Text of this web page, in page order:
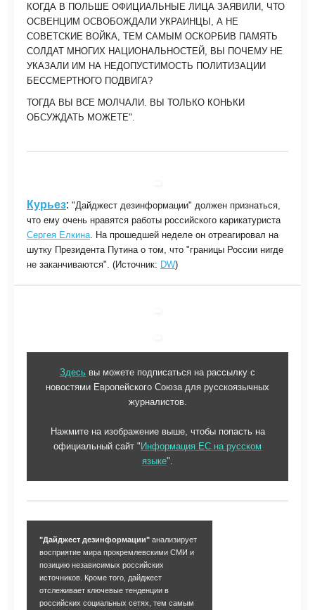
КОГДА В ПОЛЬШЕ ОФИЦИАЛЬНЫЕ ЛИЦА ЗАЯВИЛИ, ЧТО
ОСВЕНЦИМ ОСВОБОЖДАЛИ УКРАИНЦЫ, А НЕ
СОВЕТСКИЕ ВОЙКА, ТЕМ САМЫМ ОСКОРБИВ ПАМЯТЬ
СОЛДАТ МНОГИХ НАЦИОНАЛЬНОСТЕЙ, ВЫ ПОЧЕМУ НЕ
УКАЗАЛИ ИМ НА НЕДОПУСТИМОСТЬ ПОЛИТИЗАЦИИ
БЕССМЕРТНОГО ПОДВИГА?
ТОГДА ВЫ ВСЕ МОЛЧАЛИ. ВЫ ТОЛЬКО КОНЬКИ
ОБСУЖДАТЬ МОЖЕТЕ".
Курьез: "Дайджест дезинформации" должен признаться,
что ему очень нравятся работы российского карикатуриста
Сергея Елкина . На прошедшей неделе он отреагировал на
шутку Президента Путина о том, что "границы России нигде
не заканчиваются". (Источник: DW)
Здесь вы можете подписаться на рассылку с
новостями Европейского Союза для русскоязычных
журналистов.
Нажмите на изображение выше, чтобы попасть на
официальный сайт " Информация ЕС на русском
языке".
"Дайджест дезинформации" анализирует
восприятие мира прокремлевскими СМИ и
позицию независимых российских
источников. Кроме того, дайджест
отслеживает ключевые тенденции в
российских социальных сетях, тем самым